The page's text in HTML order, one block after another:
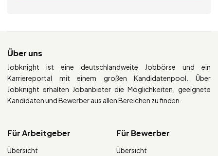
Über uns
Jobknight ist eine deutschlandweite Jobbörse und ein
Karriereportal mit einem großen Kandidatenpool. Über
Jobknight erhalten Jobanbieter die Möglichkeiten, geeignete
Kandidaten und Bewerber aus allen Bereichen zu finden.
Für Arbeitgeber
Übersicht
Für Bewerber
Übersicht